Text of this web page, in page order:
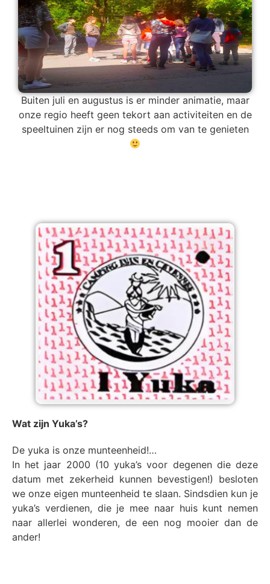
Buiten juli en augustus is er minder animatie, maar
onze regio heeft geen tekort aan activiteiten en de
speeltuinen zijn er nog steeds om van te genieten
Wat zijn Yuka’s?
De yuka is onze munteenheid!…
In het jaar 2000 (10 yuka’s voor degenen die deze
datum met zekerheid kunnen bevestigen!) besloten
we onze eigen munteenheid te slaan. Sindsdien kun je
yuka’s verdienen, die je mee naar huis kunt nemen
naar allerlei wonderen, de een nog mooier dan de
ander!